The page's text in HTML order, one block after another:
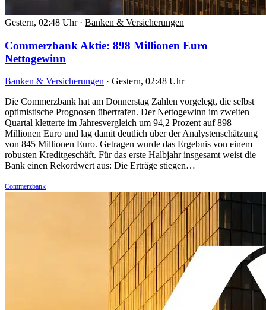
Gestern, 02:48 Uhr · Banken & Versicherungen
Commerzbank Aktie: 898 Millionen Euro
Nettogewinn
Banken & Versicherungen · Gestern, 02:48 Uhr
Die Commerzbank hat am Donnerstag Zahlen vorgelegt, die selbst
optimistische Prognosen übertrafen. Der Nettogewinn im zweiten
Quartal kletterte im Jahresvergleich um 94,2 Prozent auf 898
Millionen Euro und lag damit deutlich über der Analystenschätzung
von 845 Millionen Euro. Getragen wurde das Ergebnis von einem
robusten Kreditgeschäft. Für das erste Halbjahr insgesamt weist die
Bank einen Rekordwert aus: Die Erträge stiegen…
Commerzbank